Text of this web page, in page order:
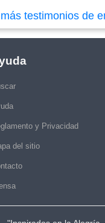
testimonios de
y Privacidad
del sitio